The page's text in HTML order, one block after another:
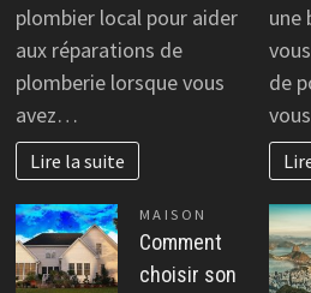
plombier local pour aider
aux réparations de
plomberie lorsque vous
avez…
Lire la suite
une
de
MAISON
Comment
choisir son